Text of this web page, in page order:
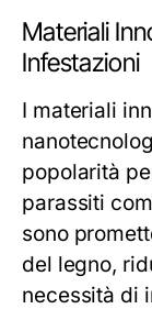
Materiali
Infestazioni
I materiali
popolarità
parassiti
sono
del legno,
necessità di